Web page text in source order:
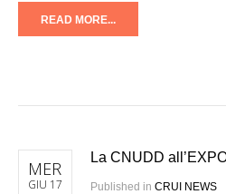
READ MORE...
MER
GIU 17
La CNUDD
Published in CRUI NEWS